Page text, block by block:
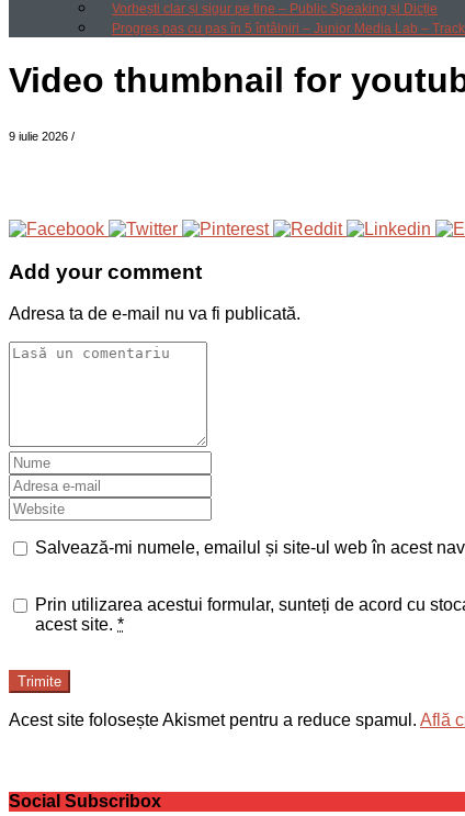
Vorbești clar și sigur pe tine – Public Speaking și Dicție
Progres pas cu pas în 5 întâlniri – Junior Media Lab –
Video thumbnail for
9 iulie 2026 /
Add your comment
Adresa ta de e-mail nu va fi publicată.
Salvează-mi numele, emailul și site-ul web în acest
Prin utilizarea acestui formular, sunteți de acord cu
acest site. *
Trimite
Acest site folosește Akismet pentru a reduce spamul. Află
Social Subscribox